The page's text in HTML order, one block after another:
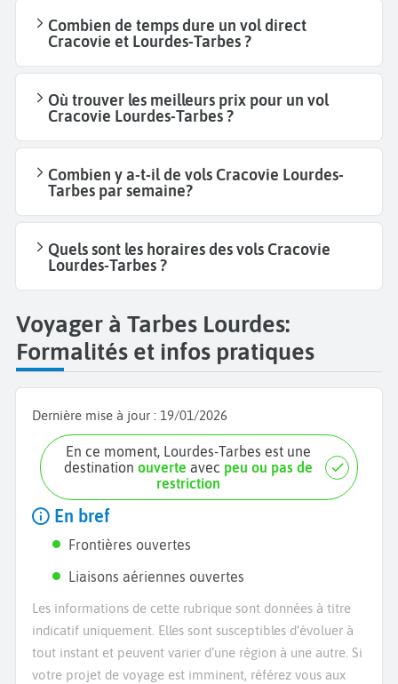
Combien de temps dure un vol direct
Cracovie et Lourdes-Tarbes ?
Où trouver les meilleurs prix pour un vol
Cracovie Lourdes-Tarbes ?
Combien y a-t-il de vols Cracovie Lourdes-
Tarbes par semaine?
Quels sont les horaires des vols Cracovie
Lourdes-Tarbes ?
Voyager à Tarbes Lourdes:
Formalités et infos pratiques
Dernière mise à jour : 19/01/2026
En ce moment, Lourdes-Tarbes est une
destinationouverte avec peu ou pas de
restriction
En bref
Frontières ouvertes
Liaisons aériennes ouvertes
Les informations de cette rubrique sont données à titre
indicatif uniquement. Elles sont susceptibles d’évoluer à
tout instant et peuvent varier d’une région à une autre. Si
votre projet de voyage est imminent, référez vous aux